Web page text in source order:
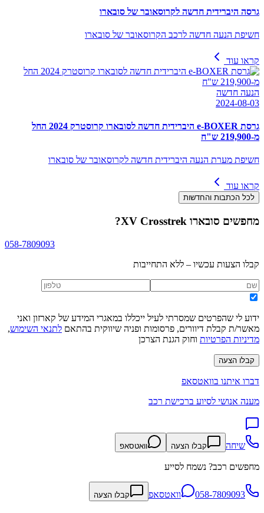
גרסה היברידית חדשה לקרוסאובר של סובארו
חשיפת הנעה חדשה לרכב הקרוסאובר של סובארו
קראו עוד
הנעה חדשה
2024-08-03
גרסת e-BOXER היברידית חדשה לסובארו קרוסטרק 2024 החל
מ-219,900 ש"ח
חשיפת מערת הנעה היברידית חדשה לקרוסאובר של סובארו
קראו עוד
לכל הכתבות והחדשות
מחפשים סובארו XV Crosstrek ?
058-7809093
קבלו הצעות עכשיו – ללא התחייבות
ידוע לי שהפרטים שמסרתי לעיל ייכללו במאגרי המידע של קארזון ואני
מאשר/ת קבלת דיוורים, פרסומות ופניה שיווקית בהתאם לתנאי השימוש,
מדיניות הפרטיות וחוק הגנת הצרכן
קבלו הצעה
דברו איתנו בוואטסאפ
מענה אנושי לסיוע ברכישת רכב
שיחה קבלו הצעה וואטסאפ
מחפשים רכב? נשמח לסייע
058-7809093 וואטסאפ קבלו הצעה